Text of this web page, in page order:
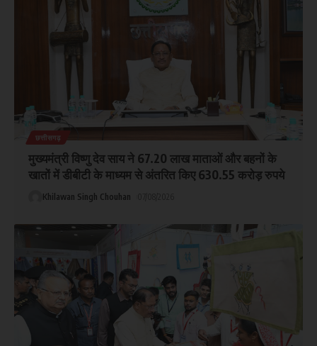
छत्तीसगढ़
मुख्यमंत्री विष्णु देव साय ने 67.20 लाख माताओं और बहनों के
खातों में डीबीटी के माध्यम से अंतरित किए 630.55 करोड़ रुपये
Khilawan Singh Chouhan